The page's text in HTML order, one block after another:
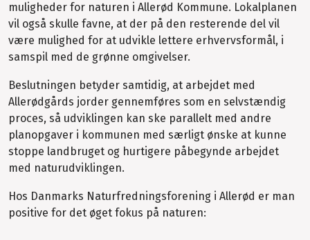
muligheder for naturen i Allerød Kommune. Lokalplanen
vil også skulle favne, at der på den resterende del vil
være mulighed for at udvikle lettere erhvervsformål, i
samspil med de grønne omgivelser.
Beslutningen betyder samtidig, at arbejdet med
Allerødgårds jorder gennemføres som en selvstændig
proces, så udviklingen kan ske parallelt med andre
planopgaver i kommunen med særligt ønske at kunne
stoppe landbruget og hurtigere påbegynde arbejdet
med naturudviklingen.
Hos Danmarks Naturfredningsforening i Allerød er man
positive for det øget fokus på naturen: